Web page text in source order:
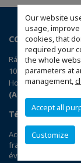
Our website
usage,
cookies, that
required your
the whole
parameters at
management,
Accept all
Customize
CCI France
Rákóczi út 1-3, East
1088 Budapest
Hongrie
(Accéder au plan)
Téléchargez
Accélérez votre
françaises dans 95
événements | 300